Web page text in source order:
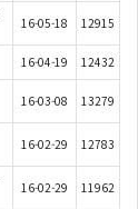
16-05-18 12915
16-04-19 12432
16-03-08 13279
16-02-29 12783
16-02-29 11962